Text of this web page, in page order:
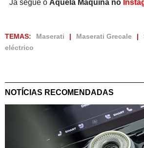
Já segue o Aquela Máquina no
TEMAS: Maserati Maserati Grecale
eléctrico
NOTÍCIAS RECOMENDADAS